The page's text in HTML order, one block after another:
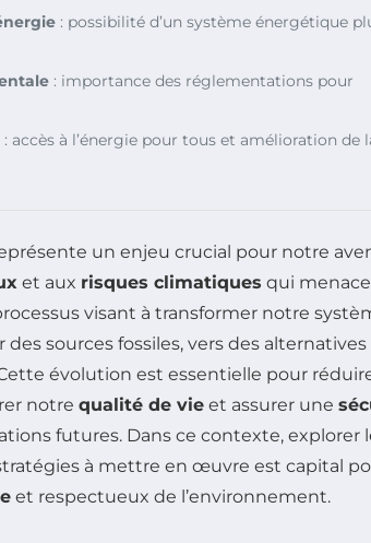
: possibilité d’un système énergétique
: importance des réglementations pour
: accès à l’énergie pour tous et amélioration de
un enjeu crucial pour notre
et aux risques climatiques qui
visant à transformer notre
sources fossiles, vers des
évolution est essentielle pour
notre qualité de vie et assurer une
futures. Dans ce contexte, explorer
à mettre en œuvre est capital
et respectueux de l’environnement.